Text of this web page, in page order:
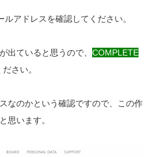
アドレスを確認してください。
出ていると思うので、 COMPLETE
さい。
なのかという確認ですので、この作
思います。